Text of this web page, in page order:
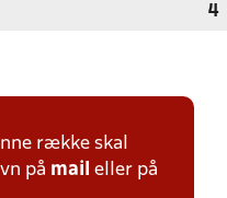
4
række skal
på mail eller på